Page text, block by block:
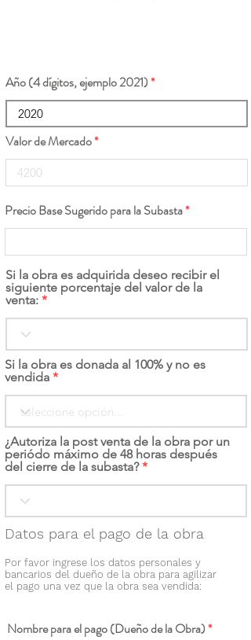
Año (4 dígitos, ejemplo 2021)
Valor de Mercado
Precio Base Sugerido para la Subasta
Si la obra es adquirida deseo recibir el
siguiente porcentaje del valor de la
venta:
Si la obra es donada al 100% y no es
vendida
¿Autoriza la post venta de la obra por un
periódo máximo de 48 horas después
del cierre de la subasta?
Datos para el pago de la obra
Por favor ingrese los datos personales y
bancarios del dueño de la obra para agilizar
el pago una vez que la obra sea vendida:
Nombre para el pago (Dueño de la Obra)